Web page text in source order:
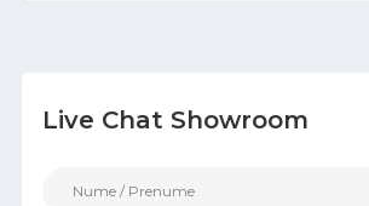
Live Chat Showroom